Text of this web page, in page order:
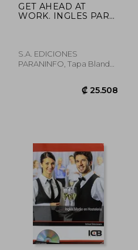
GET AHEAD AT
WORK. INGLES PARA
S.A. EDICIONES
PARANINFO, Tapa Blanda,